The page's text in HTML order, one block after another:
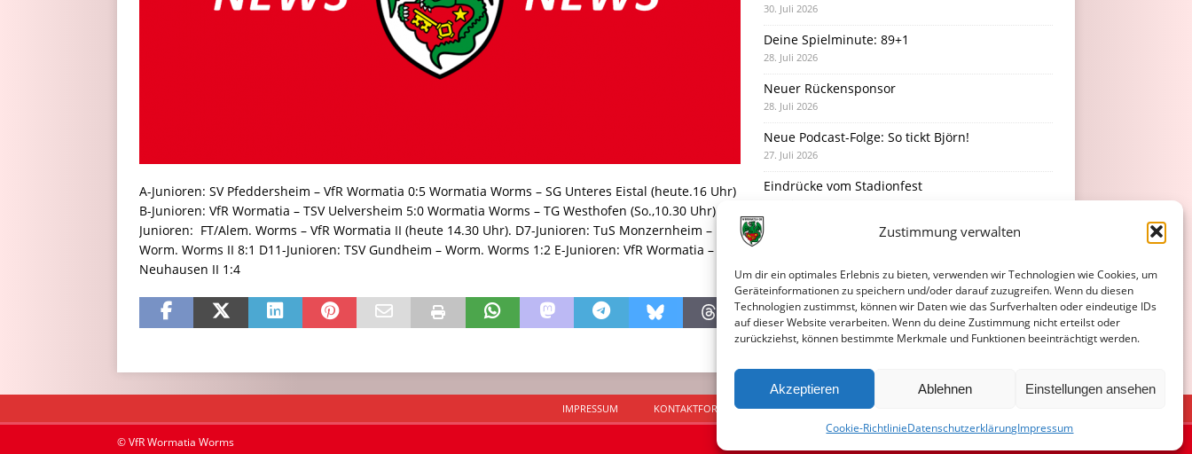
Zustimmung verwalten
Um dir ein optimales Erlebnis zu bieten, verwenden wir Technologien wie Cookies, um
Geräteinformationen zu speichern und/oder darauf zuzugreifen. Wenn du diesen
Technologien zustimmst, können wir Daten wie das Surfverhalten oder eindeutige IDs
auf dieser Website verarbeiten. Wenn du deine Zustimmung nicht erteilst oder
zurückziehst, können bestimmte Merkmale und Funktionen beeinträchtigt werden.
Akzeptieren Ablehnen Einstellungen ansehen
Cookie-RichtlinieDatenschutzerklärungImpressum
A-Junioren: SV Pfeddersheim – VfR Wormatia 0:5 Wormatia Worms – SG Unteres Eistal (heute.16 Uhr)
B-Junioren: VfR Wormatia – TSV Uelversheim 5:0 Wormatia Worms – TG Westhofen (So.,10.30 Uhr). C-
Junioren: FT/Alem. Worms – VfR Wormatia II (heute 14.30 Uhr). D7-Junioren: TuS Monzernheim –
Worm. Worms II 8:1 D11-Junioren: TSV Gundheim – Worm. Worms 1:2 E-Junioren: VfR Wormatia – TuS
Neuhausen II 1:4
30. Juli 2026
Deine Spielminute: 89+1
28. Juli 2026
Neuer Rückensponsor
28. Juli 2026
Neue Podcast-Folge: So tickt Björn!
27. Juli 2026
Eindrücke vom Stadionfest
Unterhaltsamer Abschlusstest mit später
25. Juli 2026
IMPRESSUM KONTAKTFORMULAR DATENSCHUTZERKLÄRUNG
© VfR Wormatia Worms